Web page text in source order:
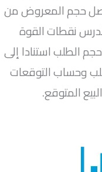
حجم المعروض من
نقطات القوة
الطلب استنادا إلى
وحساب التوقعات
المتوقع.